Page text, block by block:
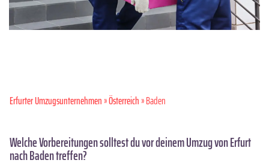
Erfurter Umzugsunternehmen»Österreich» Baden
Welche Vorbereitungen solltest du vor deinem Umzug von Erfurt
nach Baden treffen?